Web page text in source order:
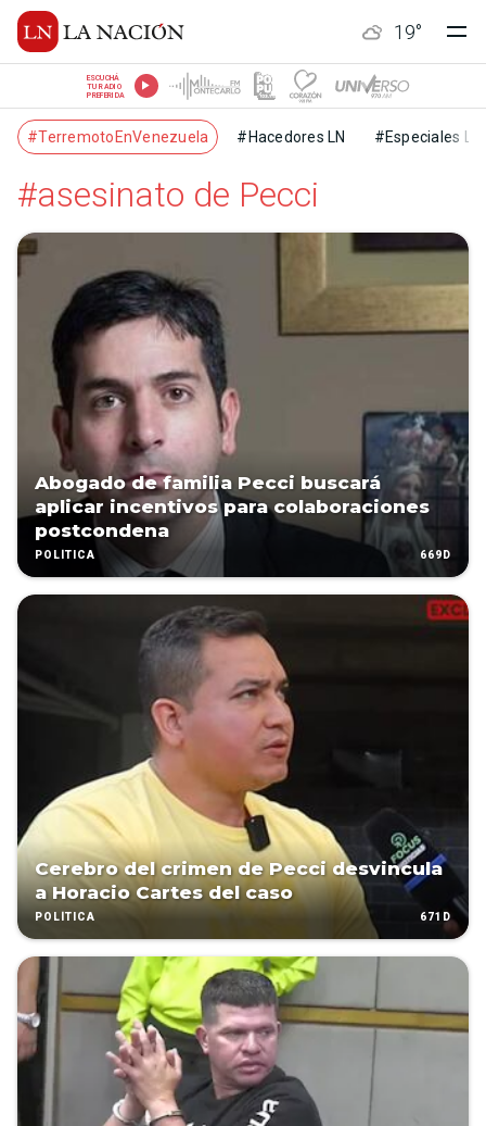
19°
ESCUCHÁ
TU RADIO
PREFERIDA
#TerremotoEnVenezuela #Hacedores LN #Especiales LN
#asesinato de Pecci
Abogado de familia Pecci buscará
aplicar incentivos para colaboraciones
postcondena
POLÍTICA 669D
Cerebro del crimen de Pecci desvincula
a Horacio Cartes del caso
POLÍTICA 671D